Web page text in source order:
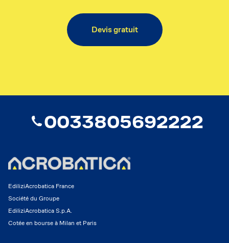
Devis gratuit
0033805692222
EdiliziAcrobatica France
Société du Groupe
EdiliziAcrobatica S.p.A.
Cotée en bourse à Milan et Paris